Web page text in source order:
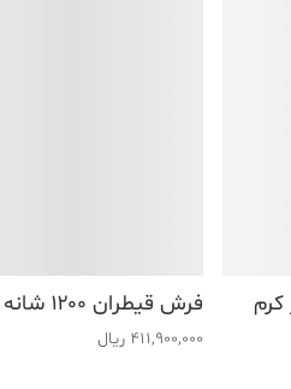
فرش قیطران ۱۲۰۰ شانه طرح شهلا کرم
411,900,000 ریال